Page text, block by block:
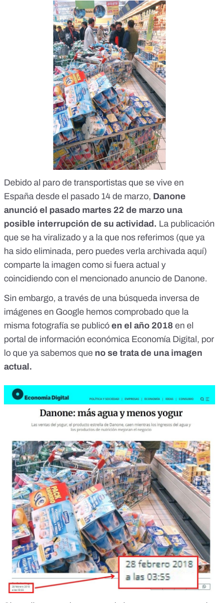
Debido al paro de transportistas que se vive en
España desde el pasado 14 de marzo, Danone
anunció el pasado martes 22 de marzo una
posible interrupción de su actividad. La publicación
que se ha viralizado y a la que nos referimos (que ya
ha sido eliminada, pero puedes verla archivada aquí)
comparte la imagen como si fuera actual y
coincidiendo con el mencionado anuncio de Danone.
Sin embargo, a través de una búsqueda inversa de
imágenes en Google hemos comprobado que la
misma fotografía se publicó en el año 2018 en el
portal de información económica Economía Digital, por
lo que ya sabemos que no se trata de una imagen
actual.